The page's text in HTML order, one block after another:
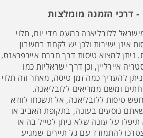
- דרכי הזמנה מומלצות
ללובליאנה כמעט מדי יום, תלוי
אינן ישירות ולכן יש לקחת בחשבון
ניתן למצוא טיסות דרך חברת איירפראנס,
איירליין, וכן דרך ישראליות כמו
להעריך כמה זמן טיסה, מאחר וזה תלוי
ומשם ממריאים ללובליאנה.
טיסות ללובליאנה, אל תשכחו לוודא
נוסעים בעונה, בתקופת האביב או
על עונה שלא ניתן לטייל בה או
להתמודד עם גל תיירים שמגיע